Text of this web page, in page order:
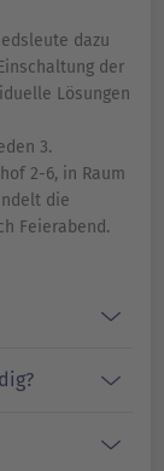
dazu
der
Lösungen
3.
2-6, in Raum
die
Feierabend.